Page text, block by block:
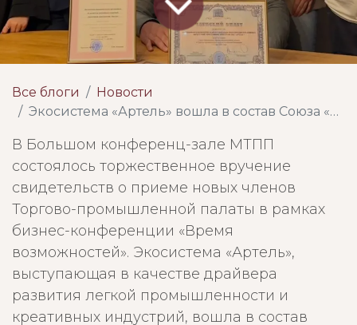
Все блоги
Новости
Экосистема «Артель» вошла в состав Союза «Московская торгово-промышленная палата» и в Торгово-промышленную палату Российской Федерации
В Большом конференц-зале МТПП
состоялось торжественное вручение
свидетельств о приеме новых членов
Торгово-промышленной палаты в рамках
бизнес-конференции «Время
возможностей». Экосистема «Артель»,
выступающая в качестве драйвера
развития легкой промышленности и
креативных индустрий, вошла в состав